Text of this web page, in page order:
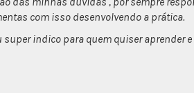
com isso desenvolvendo a prática.
indico para quem quiser aprender